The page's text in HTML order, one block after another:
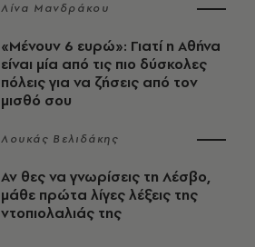
Λίνα Μανδράκου
«Μένουν 6 ευρώ»: Γιατί η Αθήνα
είναι μία από τις πιο δύσκολες
πόλεις για να ζήσεις από τον
μισθό σου
Λουκάς Βελιδάκης
Αν θες να γνωρίσεις τη Λέσβο,
μάθε πρώτα λίγες λέξεις της
ντοπιολαλιάς της